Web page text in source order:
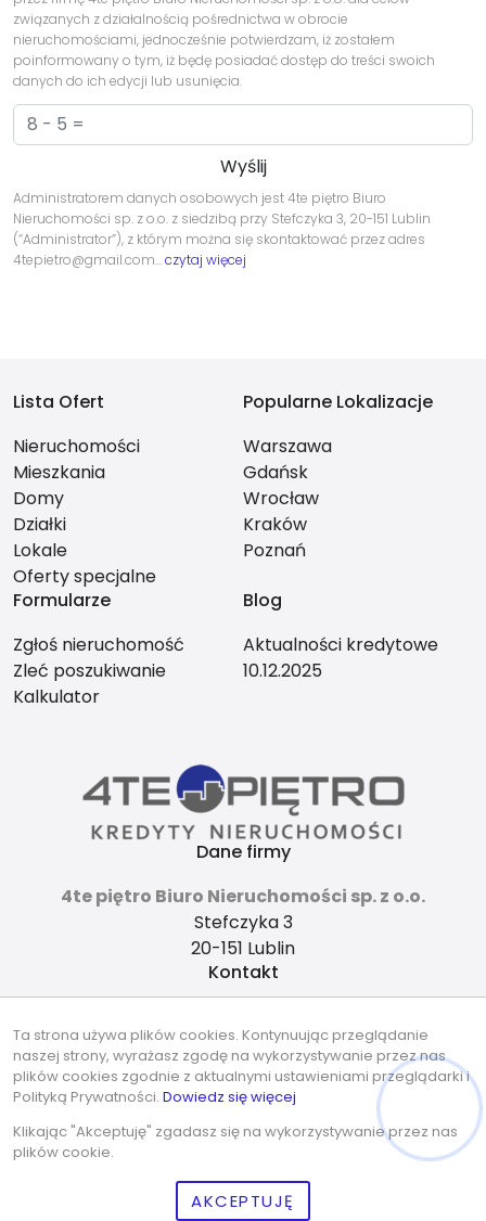
związanych z działalnością pośrednictwa w obrocie
nieruchomościami, jednocześnie potwierdzam, iż zostałem
poinformowany o tym, iż będę posiadać dostęp do treści swoich
danych do ich edycji lub usunięcia.
Administratorem danych osobowych jest 4te piętro Biuro
Nieruchomości sp. z o.o. z siedzibą przy Stefczyka 3, 20-151 Lublin
(“Administrator”), z którym można się skontaktować przez adres
4tepietro@gmail.com…czytaj więcej
Lista Ofert
Nieruchomości
Mieszkania
Domy
Działki
Lokale
Oferty specjalne
Popularne Lokalizacje
Warszawa
Gdańsk
Wrocław
Kraków
Poznań
Formularze
Zgłoś nieruchomość
Zleć poszukiwanie
Kalkulator
Blog
Aktualności kredytowe
10.12.2025
Dane firmy
4te piętro Biuro Nieruchomości sp. z o.o.
Stefczyka 3
20-151 Lublin
Kontakt
737-490-490
Znajdziesz nas tu
© 2026 Wszystkie prawa zastrzeżone | Program dla biur
Ta strona używa plików cookies. Kontynuując przeglądanie
naszej strony, wyrażasz zgodę na wykorzystywanie przez nas
plików cookies zgodnie z aktualnymi ustawieniami przeglądarki i
Polityką Prywatności. Dowiedz się więcej
Klikając "Akceptuję" zgadasz się na wykorzystywanie przez nas
plików cookie.
AKCEPTUJĘ